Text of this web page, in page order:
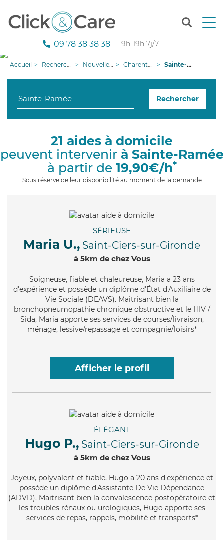
T
n
g
i
09 78 38 38 38 — 9h-19h 7j/7
Accueil Recherche aide à domicile Nouvelle-Aquitaine Charente-Maritime Sainte-Ramée
Rechercher
21 aides à domicile
peuvent intervenir à Sainte-Ramée
à partir de 19,90€/h*
Sous réserve de leur disponibilité au moment de la demande
SÉRIEUSE
Maria U., Saint-Ciers-sur-Gironde
à 5km de chez Vous
Soigneuse, fiable et chaleureuse, Maria a 23 ans
d'expérience et possède un diplôme d'État d'Auxiliaire de
Vie Sociale (DEAVS). Maitrisant bien la
bronchopneumopathie chronique obstructive et le HIV /
Sida, Maria apporte ses services de courses/livraison,
ménage, lessive/repassage et compagnie/loisirs*
Afficher le profil
ÉLÉGANT
Hugo P., Saint-Ciers-sur-Gironde
à 5km de chez Vous
Joyeux, polyvalent et fiable, Hugo a 20 ans d'expérience et
possède un diplôme d'Assistante De Vie Dépendance
(ADVD). Maitrisant bien la convalescence postopératoire et
les troubles rénaux ou urologiques, Hugo apporte ses
services de repas, rappels, mobilité et transports*